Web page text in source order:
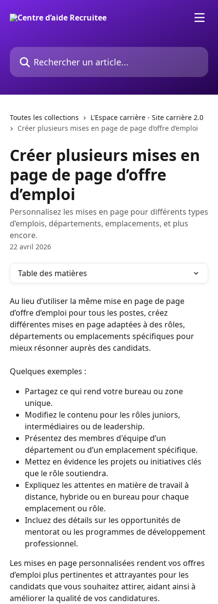
Rechercher un article...
Toutes les collections
L'Espace carrière - Site carrière 2.0
Créer plusieurs mises en page de page d’offre d’emploi
Créer plusieurs mises en
page de page d’offre
d’emploi
Personnalisez les mises en page pour différents types
d’emplois, départements, emplacements, et plus
encore.
22 avril 2026
Table des matières
Au lieu d’utiliser la même mise en page de page
d’offre d’emploi pour tous les postes, créez
différentes mises en page adaptées à des rôles,
départements ou emplacements spécifiques pour
mieux résonner auprès des candidats.
Quelques exemples :
Partagez ce qui rend votre bureau ou zone
unique.
Modifiez le contenu pour les rôles juniors,
intermédiaires ou de leadership.
Présentez des membres d'équipe d’un
département ou d’un emplacement spécifique.
Mettez en évidence les projets ou initiatives clés
que le rôle soutiendra.
Expliquez les attentes en matière de travail à
distance, hybride ou en bureau pour chaque
emplacement ou rôle.
Incluez des détails sur les opportunités de
mentorat ou les programmes de développement
professionnel.
Les mises en page personnalisées rendent vos offres
d’emploi plus pertinentes et attrayantes pour les
candidats que vous souhaitez attirer, aidant ainsi à
améliorer la qualité de vos candidatures.